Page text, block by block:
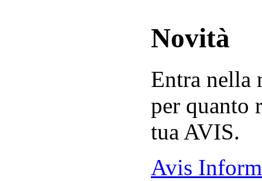
Novità
Entra nella
per quanto
tua AVIS.
Avis